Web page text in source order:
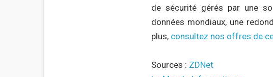
de sécurité gérés par une
données mondiaux, une
plus, consultez nos offres de
Sources : ZDNet